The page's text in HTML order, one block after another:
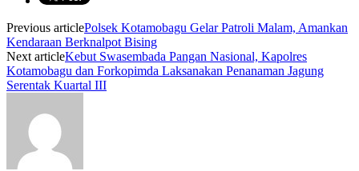
Previous articlePolsek Kotamobagu Gelar Patroli Malam, Amankan
Kendaraan Berknalpot Bising
Next articleKebut Swasembada Pangan Nasional, Kapolres
Kotamobagu dan Forkopimda Laksanakan Penanaman Jagung
Serentak Kuartal III